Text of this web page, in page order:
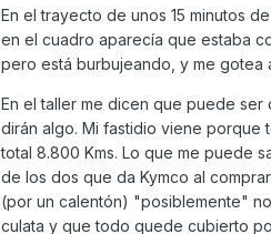
En el trayecto de unos 15 minutos
en el cuadro aparecía que estaba
pero está burbujeando, y me gotea
En el taller me dicen que puede ser
dirán algo. Mi fastidio viene porque
total 8.800 Kms. Lo que me puede
de los dos que da Kymco al
(por un calentón) "posiblemente"
culata y que todo quede cubierto